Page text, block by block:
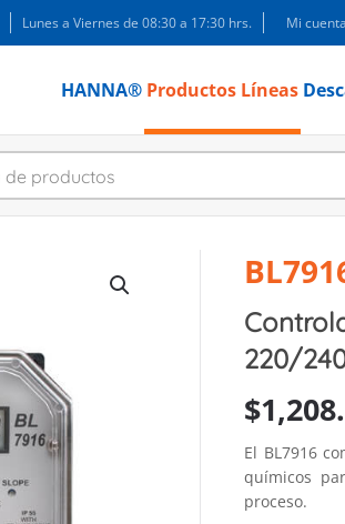
Lunes a Viernes de 08:30 a 17:30 hrs. Mi cuenta
HANNA® Productos Líneas
220/
$
El BL7916
químicos
proceso.